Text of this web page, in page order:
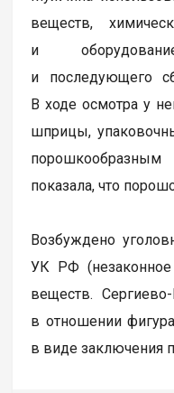
веществ,
и
и последующего
В ходе осмотра у
шприцы,
показала, что
Возбуждено
УК РФ (незаконное
веществ.
в отношении
в виде заключения